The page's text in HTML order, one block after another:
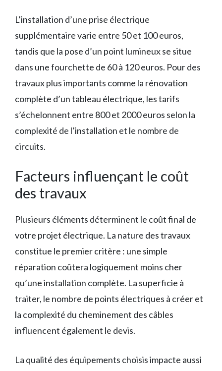
L’installation d’une prise électrique
supplémentaire varie entre 50 et 100 euros,
tandis que la pose d’un point lumineux se situe
dans une fourchette de 60 à 120 euros. Pour des
travaux plus importants comme la rénovation
complète d’un tableau électrique, les tarifs
s’échelonnent entre 800 et 2000 euros selon la
complexité de l’installation et le nombre de
circuits.
Facteurs influençant le coût
des travaux
Plusieurs éléments déterminent le coût final de
votre projet électrique. La nature des travaux
constitue le premier critère : une simple
réparation coûtera logiquement moins cher
qu’une installation complète. La superficie à
traiter, le nombre de points électriques à créer et
la complexité du cheminement des câbles
influencent également le devis.
La qualité des équipements choisis impacte aussi